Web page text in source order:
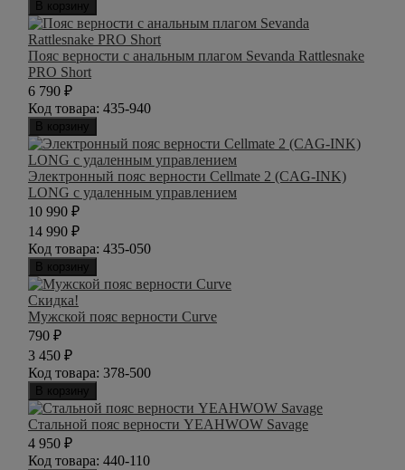
В корзину
Пояс верности с анальным плагом Sevanda Rattlesnake
PRO Short
6 790 ₽
Код товара: 435-940
В корзину
Электронный пояс верности Cellmate 2 (CAG-INK)
LONG с удаленным управлением
10 990 ₽
14 990 ₽
Код товара: 435-050
В корзину
Скидка!
Мужской пояс верности Curve
790 ₽
3 450 ₽
Код товара: 378-500
В корзину
Стальной пояс верности YEAHWOW Savage
4 950 ₽
Код товара: 440-110